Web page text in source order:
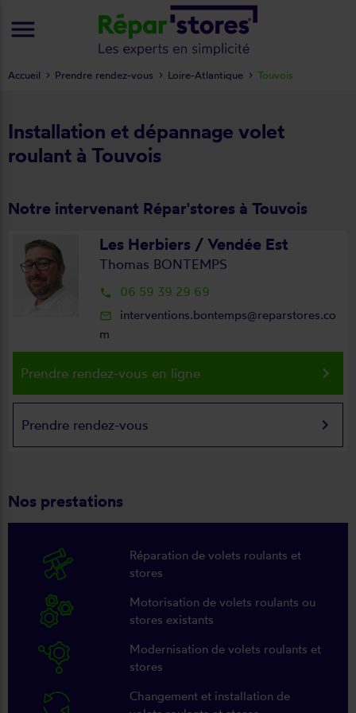
Installation et dépannage volet
roulant à Touvois
Notre intervenant Répar'stores à Touvois
Les Herbiers / Vendée Est
Thomas BONTEMPS
local_phone 06 59 39 29 69
mail_outline
interventions.bontemps@reparstores.co
m
Prendre rendez-vous en ligne keyboard_arrow_right
Prendre rendez-vous keyboard_arrow_right
Nos prestations
Réparation de volets roulants et
stores
Motorisation de volets roulants ou
stores existants
Modernisation de volets roulants et
stores
Changement et installation de
Accueil Prendre rendez-vous Loire-Atlantique Touvois
menu